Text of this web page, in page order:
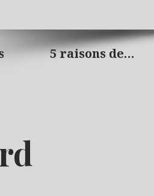
5 raisons de…